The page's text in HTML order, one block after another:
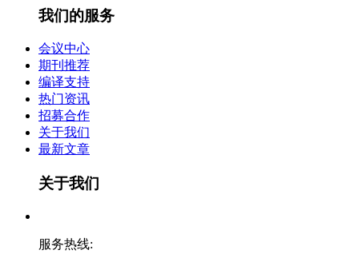
我们的服务
会议中心
期刊推荐
编译支持
热门资讯
招募合作
关于我们
最新文章
关于我们
服务热线: